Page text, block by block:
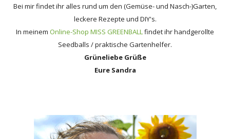
Bei mir findet ihr alles rund um den (Gemüse- und Nasch-)Garten,
leckere Rezepte und DIY's.
In meinem Online-Shop MISS GREENBALLfindet ihr handgerollte
Seedballs / praktische Gartenhelfer.
Grüneliebe Grüße
Eure Sandra